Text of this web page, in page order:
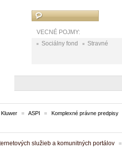
VECNÉ POJMY:
Sociálny fond
Stravné
ASPI Komplexné právne predpisy
služieb a komunitných portálov